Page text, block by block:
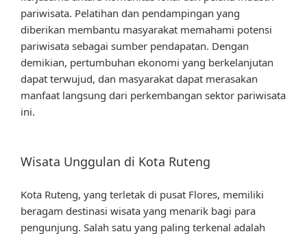
pariwisata. Pelatihan dan pendampingan yang
diberikan membantu masyarakat memahami potensi
pariwisata sebagai sumber pendapatan. Dengan
demikian, pertumbuhan ekonomi yang berkelanjutan
dapat terwujud, dan masyarakat dapat merasakan
manfaat langsung dari perkembangan sektor pariwisata
ini.
Wisata Unggulan di Kota Ruteng
Kota Ruteng, yang terletak di pusat Flores, memiliki
beragam destinasi wisata yang menarik bagi para
pengunjung. Salah satu yang paling terkenal adalah